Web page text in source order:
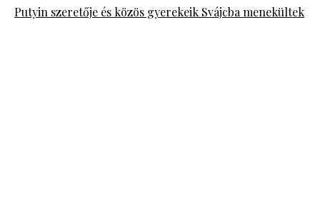
Putyin szeretője és közös gyerekeik Svájcba menekültek